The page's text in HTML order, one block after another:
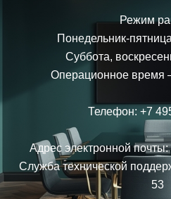
Режим
Понедельник-
Суббота,
Операционное время
Телефон: +7
Адрес электронной
Служба технической
53